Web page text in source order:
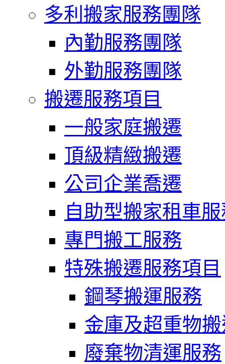
多利搬家服務團隊
內勤服務團隊
外勤服務團隊
搬遷服務項目
一般家庭搬遷
頂級精緻搬遷
公司企業喬遷
自助型搬家租車
專門搬工服務
特殊搬遷服務項目
鋼琴搬運服務
金庫及超重物
廢棄物清運服務